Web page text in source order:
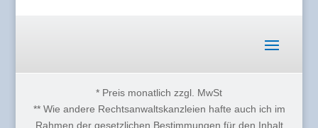
* Preis monatlich zzgl. MwSt
** Wie andere Rechtsanwaltskanzleien hafte auch ich im
Rahmen der gesetzlichen Bestimmungen für den Inhalt